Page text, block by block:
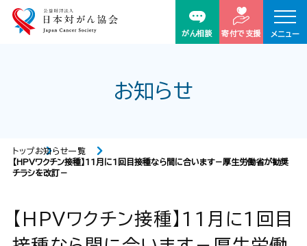
がん相談 寄付で支援 メニュー
お知らせ
トップお知らせ一覧
【HPVワクチン接種】11月に1回目接種なら間に合います－厚生労働省が勧奨
チラシを改訂－
【HPVワクチン接種】11月に1回目